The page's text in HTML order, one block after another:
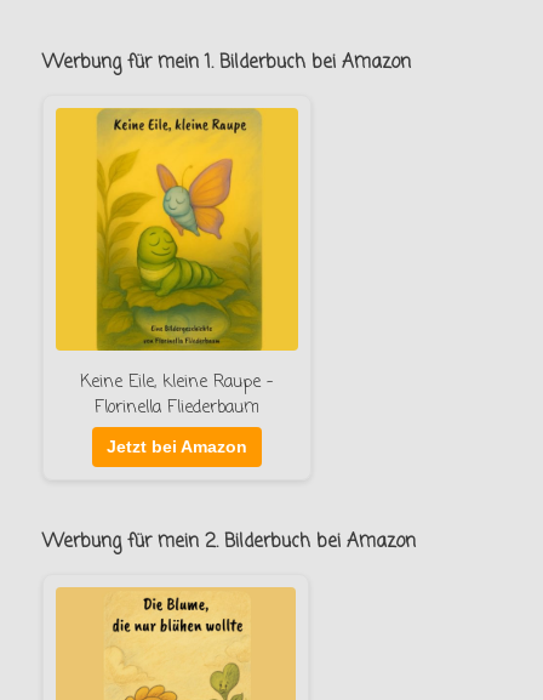
Werbung für mein 1. Bilderbuch bei Amazon
Keine Eile, kleine Raupe –
Florinella Fliederbaum
Jetzt bei Amazon
Werbung für mein 2. Bilderbuch bei Amazon